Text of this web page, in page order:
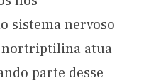
sistema nervoso
nortriptilina atua
parte desse